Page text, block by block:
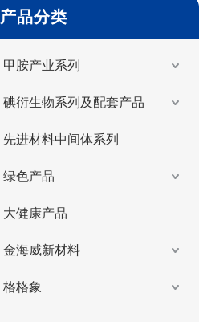
产品分类
甲胺产业系列
碘衍生物系列及配套产品
先进材料中间体系列
绿色产品
大健康产品
金海威新材料
格格象